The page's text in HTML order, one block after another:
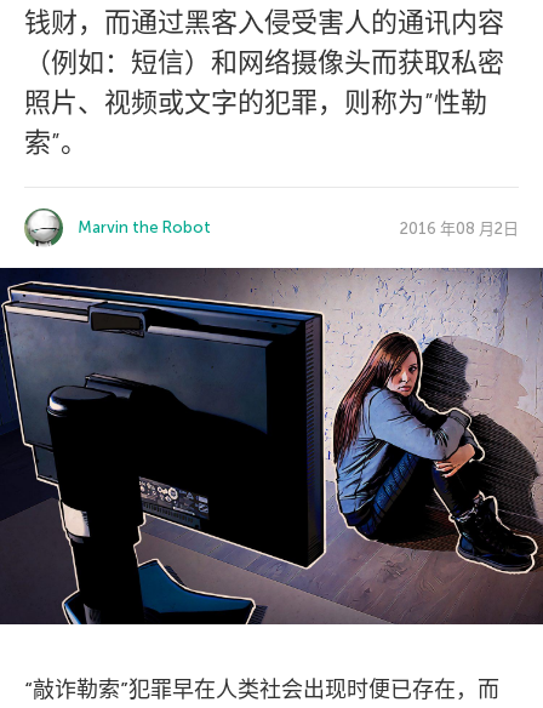
钱财，而通过黑客入侵受害人的通讯内容
（例如：短信）和网络摄像头而获取私密
照片、视频或文字的犯罪，则称为”性勒
索”。
Marvin the Robot 2016 年08 月2日
“敲诈勒索”犯罪早在人类社会出现时便已存在，而